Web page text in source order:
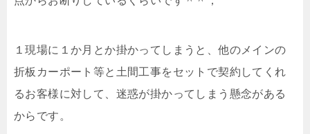
１現場に１か月とか掛かってしまうと、他のメインの
折板カーポート等と土間工事をセットで契約してくれ
るお客様に対して、迷惑が掛かってしまう懸念がある
からです。